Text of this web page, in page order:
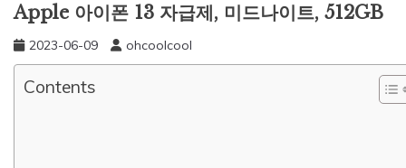
Apple 아이폰 13 자급제, 미드나이트, 512GB
2023-06-09 ohcoolcool
Contents